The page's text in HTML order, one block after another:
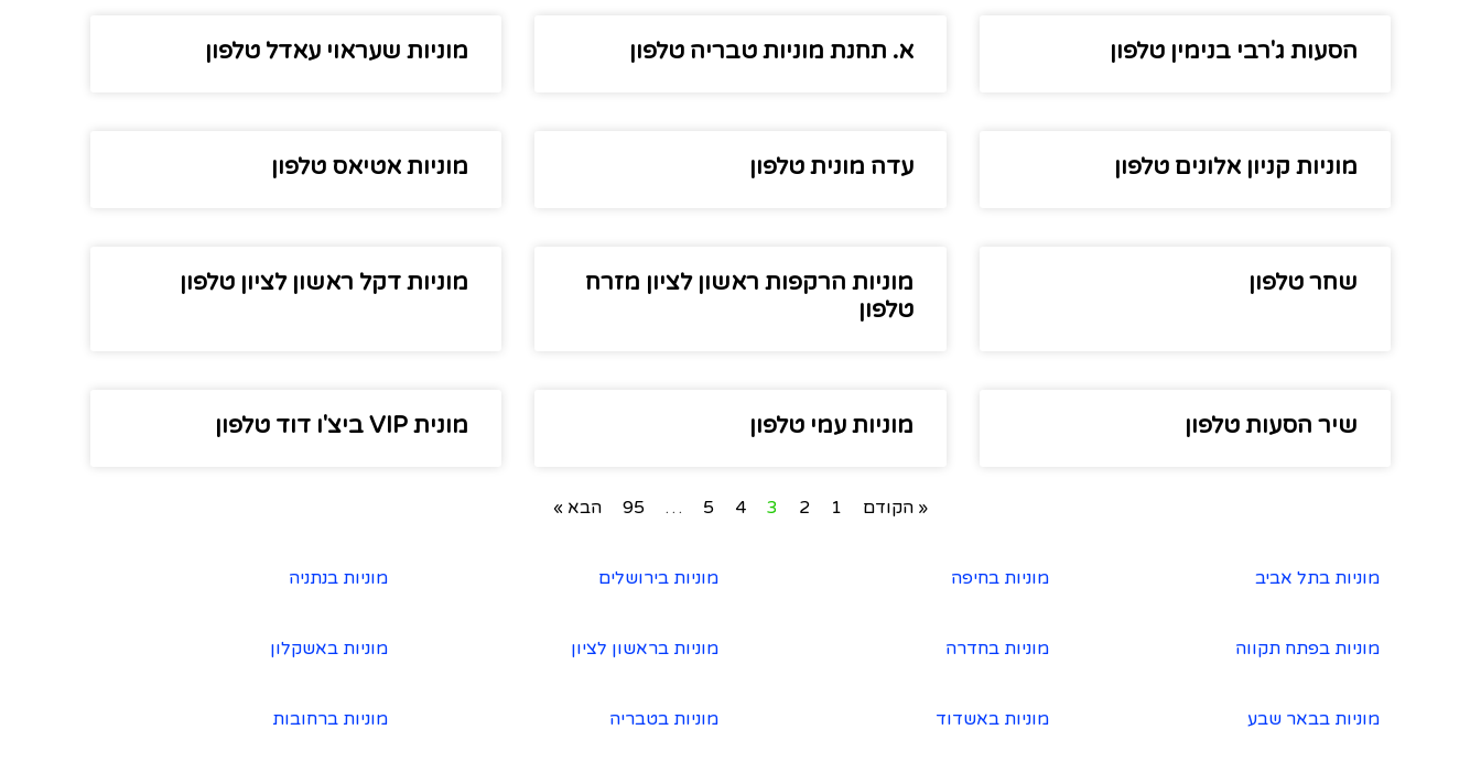
הסעות ג'רבי בנימין טלפון א. תחנת מוניות טבריה טלפון מוניות שעראוי עאדל טלפון
מוניות קניון אלונים טלפון עדה מונית טלפון מוניות אטיאס טלפון
שחר טלפון
מוניות הרקפות ראשון לציון מזרח
טלפון
מוניות דקל ראשון לציון טלפון
שיר הסעות טלפון מוניות עמי טלפון מונית VIP ביצ'ו דוד טלפון
« הקודם 1
2
3
4
5
…
95 הבא »
מוניות בתל אביב מוניות בחיפה מוניות בירושלים מוניות בנתניה
מוניות בפתח תקווה מוניות בחדרה מוניות בראשון לציון מוניות באשקלון
מוניות בבאר שבע מוניות באשדוד מוניות בטבריה מוניות ברחובות